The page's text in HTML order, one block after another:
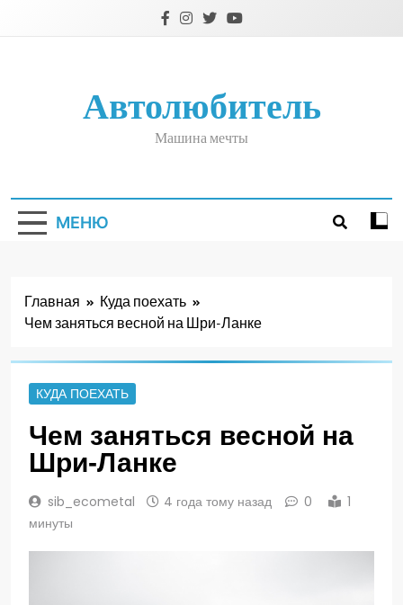
Автолюбитель
Машина мечты
МЕНЮ
Главная
Куда поехать
Чем заняться весной на Шри-Ланке
КУДА ПОЕХАТЬ
Чем заняться весной на
Шри-Ланке
sib_ecometal 4 года тому назад 0
1
минуты